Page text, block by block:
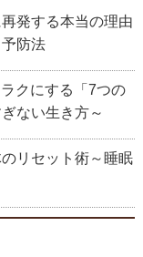
発する本当の理由
防法
クにする「7つの
ない生き方～
リセット術～睡眠